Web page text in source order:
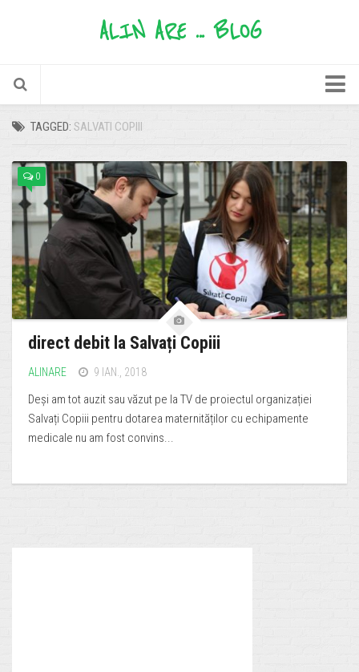
ALIN ARE ... BLOG
timp liber
păreri
sfaturi
oferte
povești
zâmbete
TAGGED: SALVATI COPIII
0
direct debit la Salvați Copiii
ALINARE 9 IAN., 2018
Deși am tot auzit sau văzut pe la TV de proiectul organizației
Salvați Copiii pentru dotarea maternităților cu echipamente
medicale nu am fost convins...